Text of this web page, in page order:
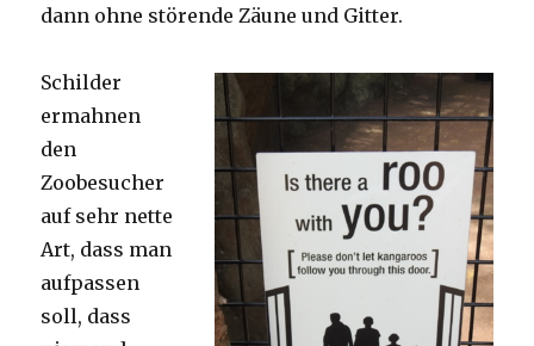
dann ohne störende Zäune und Gitter.
Schilder
ermahnen
den
Zoobesucher
auf sehr nette
Art, dass man
aufpassen
soll, dass